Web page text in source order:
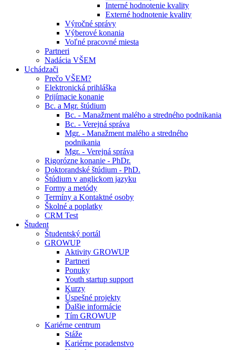
Interné hodnotenie kvality
Externé hodnotenie kvality
Výročné správy
Výberové konania
Voľné pracovné miesta
Partneri
Nadácia VŠEM
Uchádzači
Prečo VŠEM?
Elektronická prihláška
Prijímacie konanie
Bc. a Mgr. štúdium
Bc. - Manažment malého a stredného podnikania
Bc. - Verejná správa
Mgr. - Manažment malého a stredného
podnikania
Mgr. - Verejná správa
Rigorózne konanie - PhDr.
Doktorandské štúdium - PhD.
Štúdium v anglickom jazyku
Formy a metódy
Termíny a Kontaktné osoby
Školné a poplatky
CRM Test
Študent
Študentský portál
GROWUP
Aktivity GROWUP
Partneri
Ponuky
Youth startup support
Kurzy
Úspešné projekty
Ďalšie informácie
Tím GROWUP
Kariérne centrum
Stáže
Kariérne poradenstvo